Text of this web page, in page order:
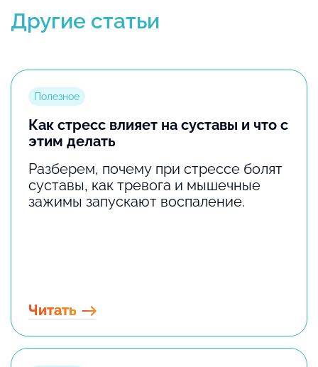
Другие статьи
Полезное
Как стресс влияет на суставы и что с
этим делать
Разберем, почему при стрессе болят
суставы, как тревога и мышечные
зажимы запускают воспаление.
Читать